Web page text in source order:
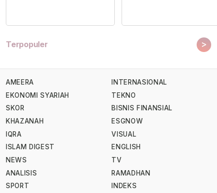
Terpopuler >
AMEERA
EKONOMI SYARIAH
SKOR
KHAZANAH
IQRA
ISLAM DIGEST
NEWS
ANALISIS
SPORT
INTERNASIONAL
TEKNO
BISNIS FINANSIAL
ESGNOW
VISUAL
ENGLISH
TV
RAMADHAN
INDEKS